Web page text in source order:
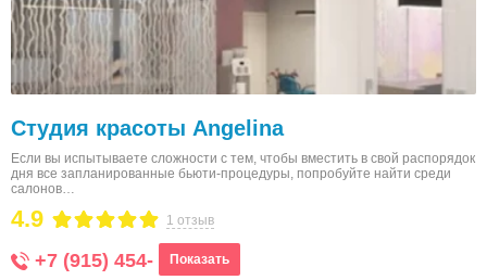
Студия красоты Angelina
Если вы испытываете сложности с тем, чтобы вместить в свой распорядок
дня все запланированные бьюти-процедуры, попробуйте найти среди
салонов…
1 отзыв
4.9
+7 (915) 454- Показать